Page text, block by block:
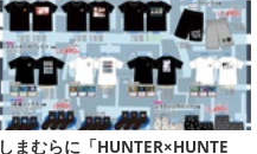
しまむらに「HUNTER×HUNTE